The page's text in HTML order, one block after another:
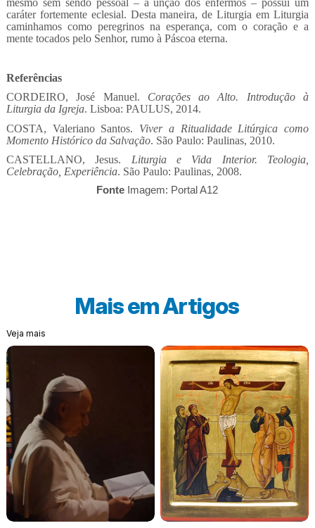
mesmo sem sendo pessoal – a unção dos enfermos – possui um
caráter fortemente eclesial. Desta maneira, de Liturgia em Liturgia
caminhamos como peregrinos na esperança, com o coração e a
mente tocados pelo Senhor, rumo à Páscoa eterna.
Referências
CORDEIRO, José Manuel. Corações ao Alto. Introdução à
Liturgia da Igreja. Lisboa: PAULUS, 2014.
COSTA, Valeriano Santos. Viver a Ritualidade Litúrgica como
Momento Histórico da Salvação. São Paulo: Paulinas, 2010.
CASTELLANO, Jesus. Liturgia e Vida Interior. Teologia,
Celebração, Experiência. São Paulo: Paulinas, 2008.
Fonte Imagem: Portal A12
Mais emArtigos
Veja mais